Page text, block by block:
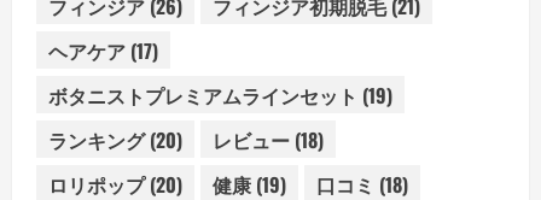
フィンジア (26) フィンジア初期脱毛(21)
ヘアケア (17)
ボタニストプレミアムラインセット (19)
ランキング(20) レビュー (18)
ロリポップ(20) 健康 (19) 口コミ (18)